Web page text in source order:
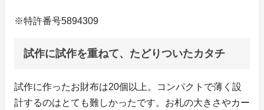
※特許番号5894309
試作に試作を重ねて、たどりついたカタチ
試作に作ったお財布は20個以上。コンパクトで薄く設
計するのはとても難しかったです。お札の大きさやカー